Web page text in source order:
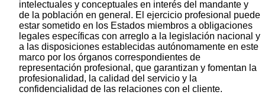
intelectuales y conceptuales en interés del mandante y
de la población en general. El ejercicio profesional puede
estar sometido en los Estados miembros a obligaciones
legales específicas con arreglo a la legislación nacional y
a las disposiciones establecidas autónomamente en este
marco por los órganos correspondientes de
representación profesional, que garantizan y fomentan la
profesionalidad, la calidad del servicio y la
confidencialidad de las relaciones con el cliente.